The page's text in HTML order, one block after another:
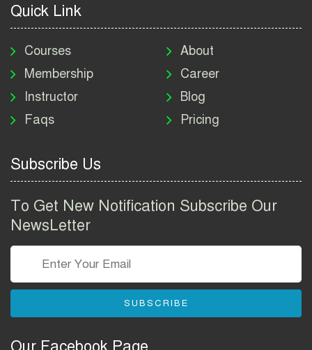
নিয়োগ বিজ্ঞপ্তি ২০২৬ | DNC
Job Circular 2026
পাসপোর্ট করতে কি কি লাগে
২০২৬ | ই-পাসপোর্ট আবেদন ও
Group Job Circular 2026
তথ্য অধিদপ্তর নিয়োগ বিজ্ঞপ্তি
বাংলাদেশ পুলিশ এএসআই
Quick Link
Courses
Membership
Instructor
Faqs
About
Career
Blog
Pricing
Subscribe Us
To Get New Notification Subscribe Our
NewsLetter
SUBSCRIBE
Our Facebook Page